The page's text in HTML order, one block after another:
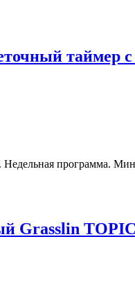
таймер
программа.
Grasslin